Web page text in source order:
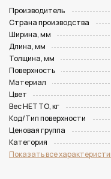
Производитель
Страна производства
Ширина, мм
Длина, мм
Толщина, мм
Поверхность
Материал
Цвет
Вес НЕТТО, кг
Код/Тип поверхности
Ценовая группа
Категория
Показать все